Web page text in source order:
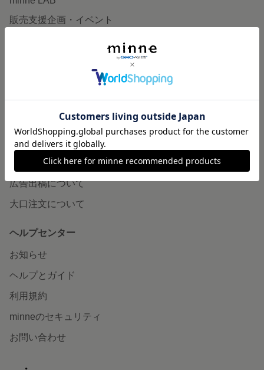
販売支援企画・イベント
minneとものづくりと
minneの本
企業の方へ
広告出稿について
大口注文について
ヘルプセンター
お知らせ
ヘルプとガイド
利用規約
minneのセキュリティ
お問い合わせ